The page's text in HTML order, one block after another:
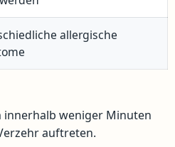
allergische
innerhalb weniger Minuten
auftreten.